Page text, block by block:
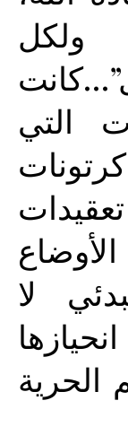
ولكل
التي
لا
الحرية